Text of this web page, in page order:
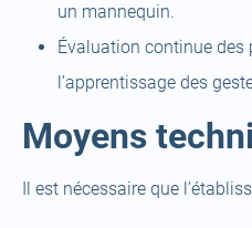
un mannequin.
Évaluation continue des
l’apprentissage des
Moyens
Il est nécessaire que